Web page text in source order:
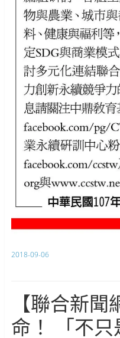
2018-09-06
【聯合新
命！ 「不